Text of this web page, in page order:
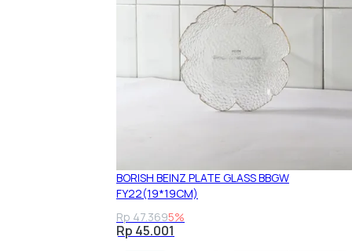
BORISH BEINZ PLATE GLASS BBGW
FY22(19*19CM)
Rp 47.3695%
Rp 45.001